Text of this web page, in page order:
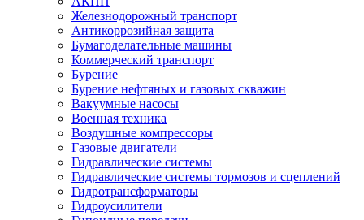
Железнодорожный транспорт
Антикоррозийная защита
Бумагоделательные машины
Коммерческий транспорт
Бурение
Бурение нефтяных и газовых скважин
Вакуумные насосы
Военная техника
Воздушные компрессоры
Газовые двигатели
Гидравлические системы
Гидравлические системы тормозов и сцеплений
Гидротрансформаторы
Гидроусилители